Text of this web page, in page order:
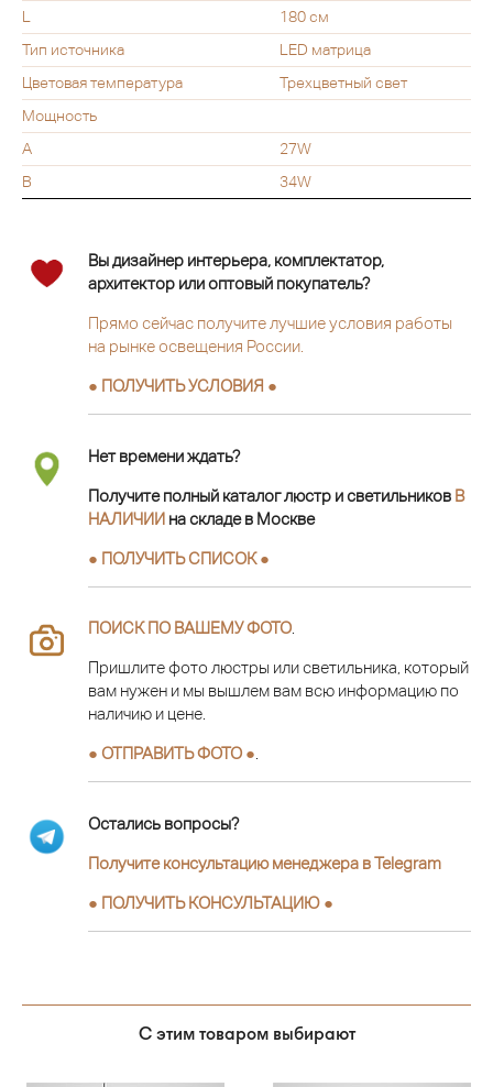
L
180 см
Тип источника
LED матрица
Цветовая температура
Трехцветный свет
Мощность
A
27W
B
34W
Вы дизайнер интерьера, комплектатор,
архитектор или оптовый покупатель?
Прямо сейчас получите лучшие условия работы
на рынке освещения России.
● ПОЛУЧИТЬ УСЛОВИЯ ●
Нет времени ждать?
Получите полный каталог люстр и светильников В
НАЛИЧИИ на складе в Москве
● ПОЛУЧИТЬ СПИСОК ●
ПОИСК ПО ВАШЕМУ ФОТО
Пришлите фото люстры или светильника, который
вам нужен и мы вышлем вам всю информацию по
наличию и цене.
● ОТПРАВИТЬ ФОТО ●
Остались вопросы?
Получите консультацию менеджера в Telegram
● ПОЛУЧИТЬ КОНСУЛЬТАЦИЮ ●
С этим товаром выбирают